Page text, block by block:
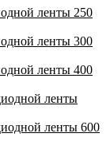
ленты 250
ленты 300
ленты 400
ленты
ленты 600